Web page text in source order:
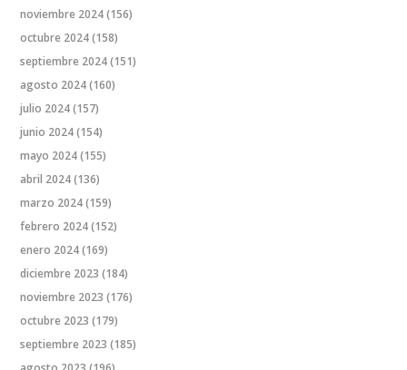
noviembre 2024(156)
octubre 2024(158)
septiembre 2024(151)
agosto 2024(160)
julio 2024(157)
junio 2024(154)
mayo 2024(155)
abril 2024(136)
marzo 2024(159)
febrero 2024(152)
enero 2024(169)
diciembre 2023 (184)
noviembre 2023 (176)
octubre 2023 (179)
septiembre 2023 (185)